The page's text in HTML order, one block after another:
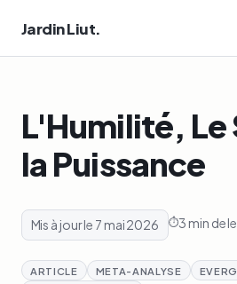
Jardin Liut.
L'Humilité, Le
la Puissance
Mis à jour le 7 mai 2026 3 min de
ARTICLE META-ANALYSE